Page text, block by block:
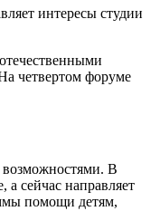
интересы студии
четвертом форуме
возможностями. В
сейчас направляет
помощи детям,